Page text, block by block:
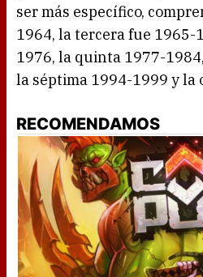
ser más específico,
1964, la tercera fue 1965-
1976, la quinta 1977-
la séptima 1994-1999 y la
RECOMENDAMOS